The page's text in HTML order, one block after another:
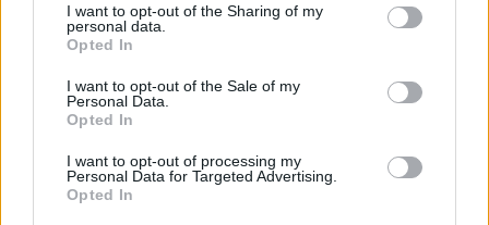
not limited to your visit or usage behaviour. You may click to
grant or deny consent to Google and its third-party tags to
use your data for below specified purposes in below Google
consent section.
I want to opt-out of the Sharing of my
personal data.
Opted In
I want to opt-out of the Sale of my
Personal Data.
Opted In
I want to opt-out of processing my
Personal Data for Targeted Advertising.
Opted In
termeléssel tehermentesíti a
villamosenergia-rendszert a STRABAG